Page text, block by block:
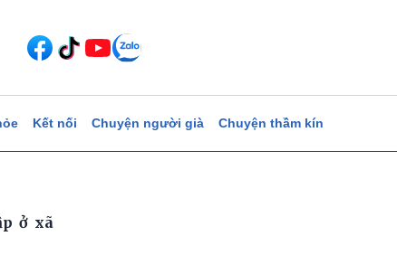
Kết nối Chuyện người già Chuyện thầm kín
ở xã